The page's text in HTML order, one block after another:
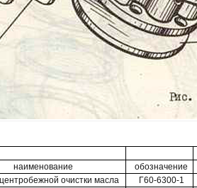
наименование
обозначение
очистки масла
Г60-6300-1